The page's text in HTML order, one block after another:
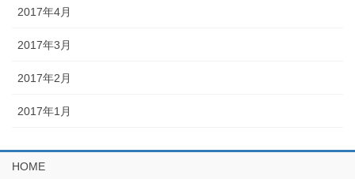
2017年4月
2017年3月
2017年2月
2017年1月
HOME